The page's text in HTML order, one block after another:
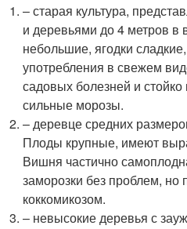
– старая культура,
и деревьями до 4 метров в
небольшие, ягодки
употребления в свежем
садовых болезней и
сильные морозы.
– деревце средних
Плоды крупные, имеют
Вишня частично
заморозки без проблем,
коккомикозом.
– невысокие деревья с